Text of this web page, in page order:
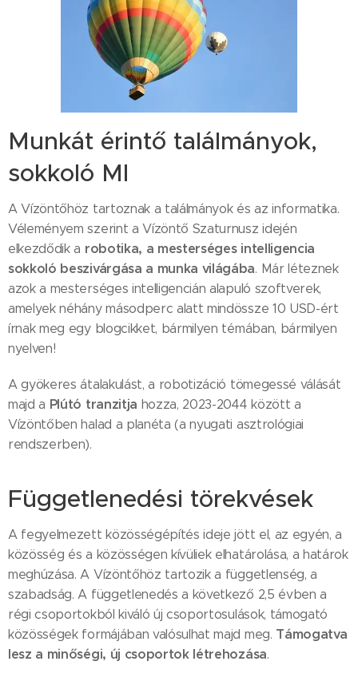
Munkát érintő találmányok,
sokkoló MI
A Vízöntőhöz tartoznak a találmányok és az informatika.
Véleményem szerint a Vízöntő Szaturnusz idején
elkezdődik a robotika, a mesterséges intelligencia
sokkoló beszivárgása a munka világába. Már léteznek
azok a mesterséges intelligencián alapuló szoftverek,
amelyek néhány másodperc alatt mindössze 10 USD-ért
írnak meg egy blogcikket, bármilyen témában, bármilyen
nyelven!
A gyökeres átalakulást, a robotizáció tömegessé válását
majd a Plútó tranzitja hozza, 2023-2044 között a
Vízöntőben halad a planéta (a nyugati asztrológiai
rendszerben).
Függetlenedési törekvések
A fegyelmezett közösségépítés ideje jött el, az egyén, a
közösség és a közösségen kívüliek elhatárolása, a határok
meghúzása. A Vízöntőhöz tartozik a függetlenség, a
szabadság. A függetlenedés a következő 2,5 évben a
régi csoportokból kiváló új csoportosulások, támogató
közösségek formájában valósulhat majd meg. Támogatva
lesz a minőségi, új csoportok létrehozása.